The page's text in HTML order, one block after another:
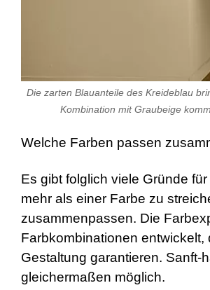
Die zarten Blauanteile des Kreideblau
Kombination mit Graubeige
Welche Farben passen
Es gibt folglich viele Gründe
mehr als einer Farbe zu
zusammenpassen. Die
Farbkombinationen
Gestaltung garantieren.
gleichermaßen möglich.